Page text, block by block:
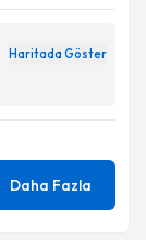
Haritada Göster
Daha Fazla